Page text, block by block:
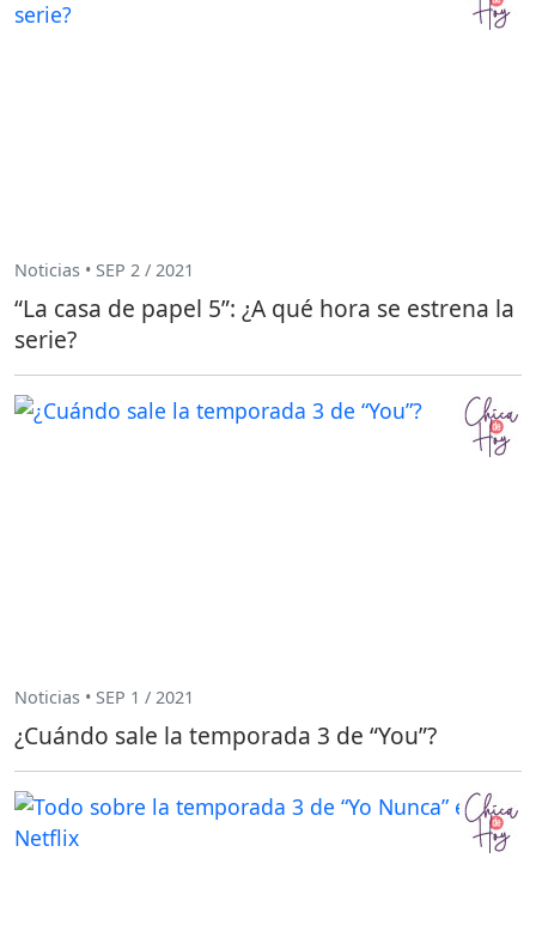
Noticias • SEP 2 / 2021
“La casa de papel 5”: ¿A qué hora se estrena la
serie?
Noticias • SEP 1 / 2021
¿Cuándo sale la temporada 3 de “You”?